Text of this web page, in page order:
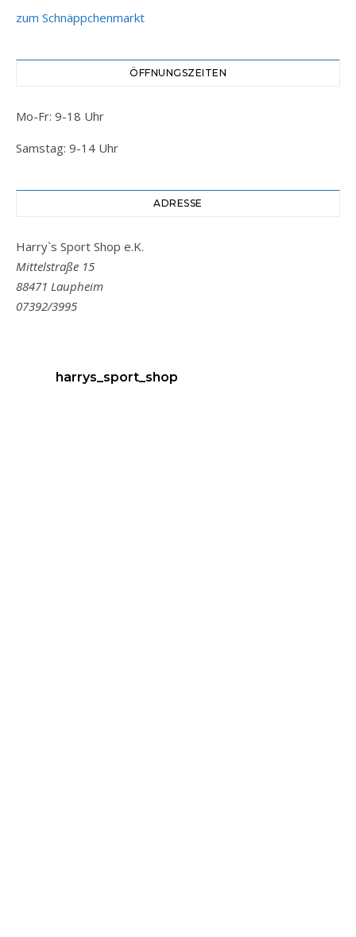
zum Schnäppchenmarkt
ÖFFNUNGSZEITEN
Mo-Fr: 9-18 Uhr
Samstag: 9-14 Uhr
ADRESSE
Harry`s Sport Shop e.K.
Mittelstraße 15
88471 Laupheim
07392/3995
harrys_sport_shop